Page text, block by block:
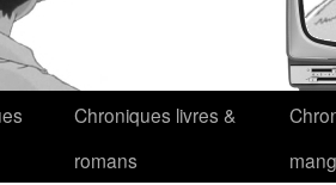
Chroniques livres &
romans